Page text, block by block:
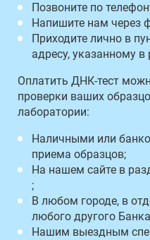
Позвоните по
Напишите нам через
Приходите лично в
адресу, указанному в
Оплатить ДНК-тест
проверки ваших
лаборатории:
Наличными или
приема образцов;
На нашем сайте в
;
В любом городе, в
любого другого
Нашим выездным